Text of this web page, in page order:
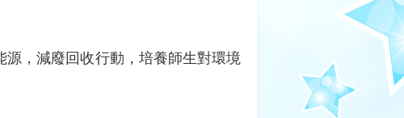
，減廢回收行動，培養師生對環境